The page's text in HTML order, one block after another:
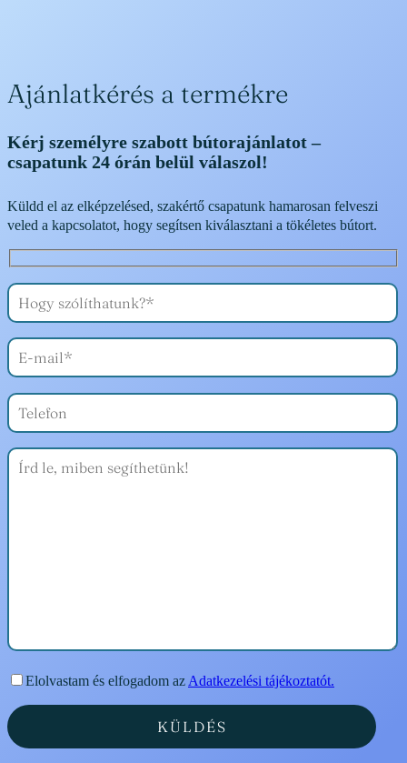
Ajánlatkérés a termékre
Kérj személyre szabott bútorajánlatot –
csapatunk 24 órán belül válaszol!
Küldd el az elképzelésed, szakértő csapatunk hamarosan felveszi
veled a kapcsolatot, hogy segítsen kiválasztani a tökéletes bútort.
Elolvastam és elfogadom az Adatkezelési tájékoztatót.